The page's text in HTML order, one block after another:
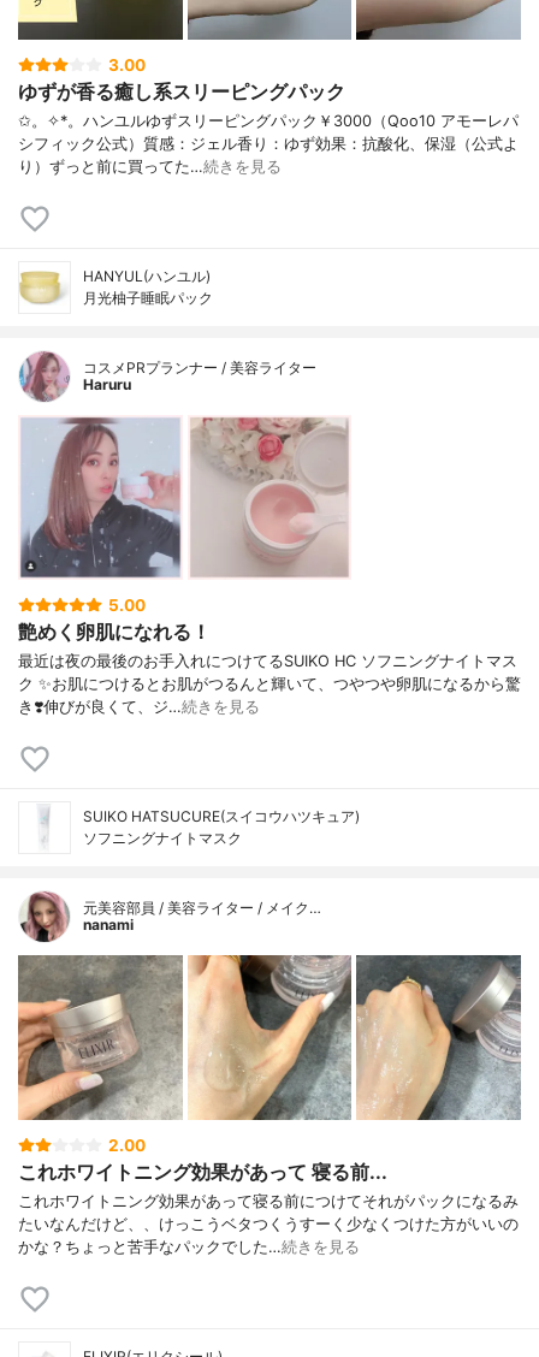
3.00
ゆずが香る癒し系スリーピングパック
✩。✧*。ハンユルゆずスリーピングパック￥3000（Qoo10 アモーレパ
シフィック公式）質感：ジェル香り：ゆず効果：抗酸化、保湿（公式よ
り）ずっと前に買ってた…続きを見る
HANYUL(ハンユル)
月光柚子睡眠パック
コスメPRプランナー / 美容ライター
Haruru
5.00
艶めく卵肌になれる！
最近は夜の最後のお手入れにつけてるSUIKO HC ソフニングナイトマス
ク ✨お肌につけるとお肌がつるんと輝いて、つやつや卵肌になるから驚
き❣️伸びが良くて、ジ…続きを見る
SUIKO HATSUCURE(スイコウハツキュア)
ソフニングナイトマスク
元美容部員 / 美容ライター / メイク…
nanami
2.00
これホワイトニング効果があって 寝る前...
これホワイトニング効果があって寝る前につけてそれがパックになるみ
たいなんだけど、、けっこうベタつくうすーく少なくつけた方がいいの
かな？ちょっと苦手なパックでした…続きを見る